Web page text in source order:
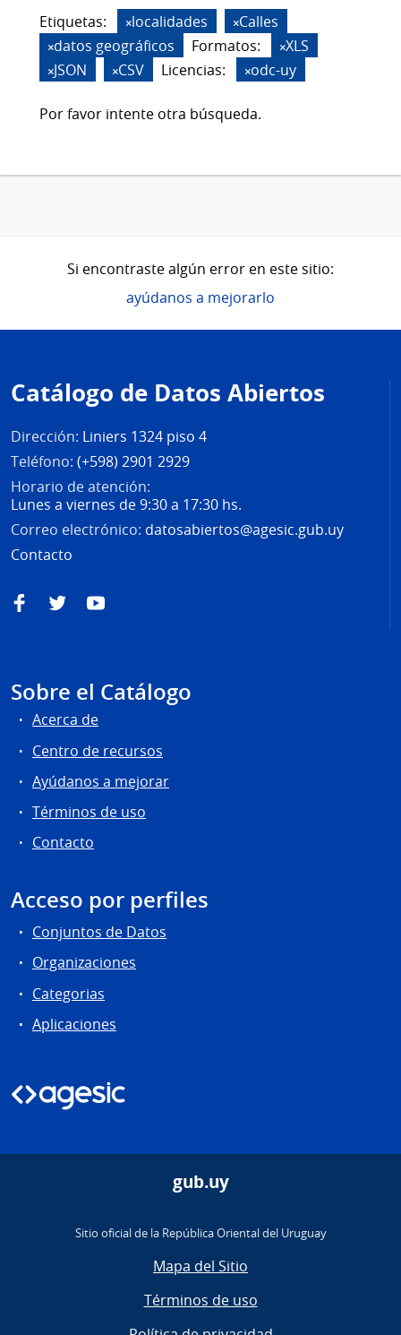
Etiquetas: localidades
Calles
datos geográficos
Formatos:
XLS
JSON
CSV Licencias: odc-uy
Por favor intente otra búsqueda.
Si encontraste algún error en este sitio:
ayúdanos a mejorarlo
de
página
Catálogo de Datos Abiertos
Dirección: Liniers 1324 piso 4
Teléfono: (+598) 2901 2929
Horario de atención:
Lunes a viernes de 9:30 a 17:30 hs.
Correo electrónico: datosabiertos@agesic.gub.uy
Contacto
FacebookTwitterYouTube
Sobre el Catálogo
Acerca de
Centro de recursos
Ayúdanos a mejorar
Términos de uso
Contacto
Acceso por perfiles
Conjuntos de Datos
Organizaciones
Categorias
Aplicaciones
gub.uy
Sitio oficial de la República Oriental del Uruguay
Mapa del Sitio
Términos de uso